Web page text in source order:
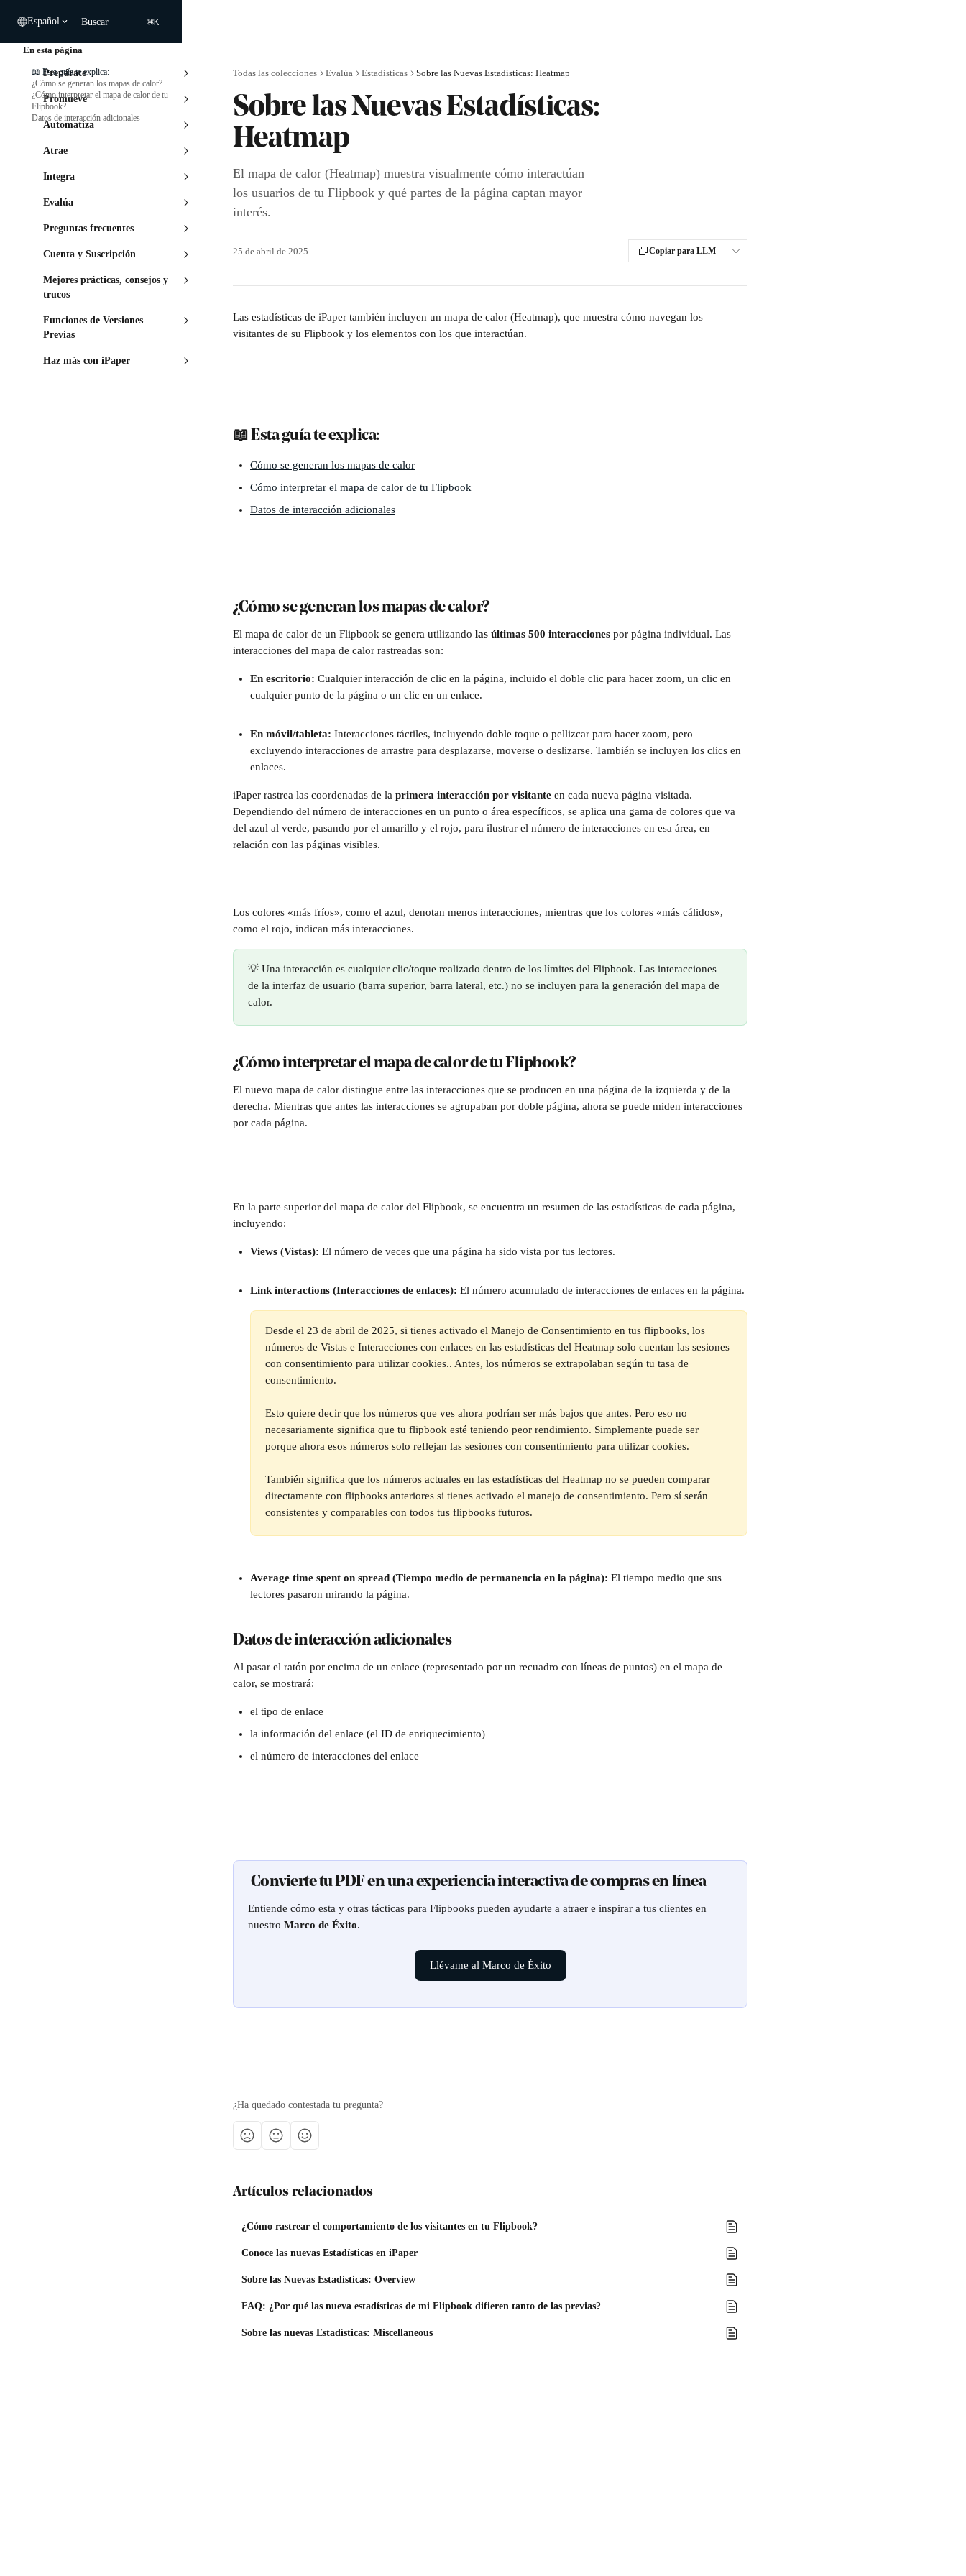
Español Buscar ⌘K
Prepárate
Promueve
Automatiza
Atrae
Integra
Evalúa
Preguntas frecuentes
Cuenta y Suscripción
Mejores prácticas, consejos y
trucos
Funciones de Versiones
Previas
Haz más con iPaper
Todas las colecciones Evalúa Estadísticas Sobre las Nuevas Estadísticas: Heatmap
Sobre las Nuevas Estadísticas:
Heatmap
El mapa de calor (Heatmap) muestra visualmente cómo interactúan
los usuarios de tu Flipbook y qué partes de la página captan mayor
interés.
25 de abril de 2025 Copiar para LLM
Las estadísticas de iPaper también incluyen un mapa de calor (Heatmap), que muestra cómo navegan los
visitantes de su Flipbook y los elementos con los que interactúan.
📖 Esta guía te explica:
Cómo se generan los mapas de calor
Cómo interpretar el mapa de calor de tu Flipbook
Datos de interacción adicionales
¿Cómo se generan los mapas de calor?
El mapa de calor de un Flipbook se genera utilizando las últimas 500 interacciones por página individual. Las
interacciones del mapa de calor rastreadas son:
En escritorio: Cualquier interacción de clic en la página, incluido el doble clic para hacer zoom, un clic en
cualquier punto de la página o un clic en un enlace.
En móvil/tableta: Interacciones táctiles, incluyendo doble toque o pellizcar para hacer zoom, pero
excluyendo interacciones de arrastre para desplazarse, moverse o deslizarse. También se incluyen los clics en
enlaces.
iPaper rastrea las coordenadas de la primera interacción por visitante en cada nueva página visitada.
Dependiendo del número de interacciones en un punto o área específicos, se aplica una gama de colores que va
del azul al verde, pasando por el amarillo y el rojo, para ilustrar el número de interacciones en esa área, en
relación con las páginas visibles.
Los colores «más fríos», como el azul, denotan menos interacciones, mientras que los colores «más cálidos»,
como el rojo, indican más interacciones.
💡 Una interacción es cualquier clic/toque realizado dentro de los límites del Flipbook. Las interacciones
de la interfaz de usuario (barra superior, barra lateral, etc.) no se incluyen para la generación del mapa de
calor.
¿Cómo interpretar el mapa de calor de tu Flipbook?
El nuevo mapa de calor distingue entre las interacciones que se producen en una página de la izquierda y de la
derecha. Mientras que antes las interacciones se agrupaban por doble página, ahora se puede miden interacciones
por cada página.
En la parte superior del mapa de calor del Flipbook, se encuentra un resumen de las estadísticas de cada página,
incluyendo:
Views (Vistas): El número de veces que una página ha sido vista por tus lectores.
Link interactions (Interacciones de enlaces): El número acumulado de interacciones de enlaces en la página.
Desde el 23 de abril de 2025, si tienes activado el Manejo de Consentimiento en tus flipbooks, los
números de Vistas e Interacciones con enlaces en las estadísticas del Heatmap solo cuentan las sesiones
con consentimiento para utilizar cookies.. Antes, los números se extrapolaban según tu tasa de
consentimiento.
Esto quiere decir que los números que ves ahora podrían ser más bajos que antes. Pero eso no
necesariamente significa que tu flipbook esté teniendo peor rendimiento. Simplemente puede ser
porque ahora esos números solo reflejan las sesiones con consentimiento para utilizar cookies.
También significa que los números actuales en las estadísticas del Heatmap no se pueden comparar
directamente con flipbooks anteriores si tienes activado el manejo de consentimiento. Pero sí serán
consistentes y comparables con todos tus flipbooks futuros.
Average time spent on spread (Tiempo medio de permanencia en la página): El tiempo medio que sus
lectores pasaron mirando la página.
Datos de interacción adicionales
Al pasar el ratón por encima de un enlace (representado por un recuadro con líneas de puntos) en el mapa de
calor, se mostrará:
el tipo de enlace
la información del enlace (el ID de enriquecimiento)
el número de interacciones del enlace
Convierte tu PDF en una experiencia interactiva de compras en línea
Entiende cómo esta y otras tácticas para Flipbooks pueden ayudarte a atraer e inspirar a tus clientes en
nuestro Marco de Éxito.
Llévame al Marco de Éxito
¿Ha quedado contestada tu pregunta?
Artículos relacionados
¿Cómo rastrear el comportamiento de los visitantes en tu Flipbook?
Conoce las nuevas Estadísticas en iPaper
Sobre las Nuevas Estadísticas: Overview
FAQ: ¿Por qué las nueva estadísticas de mi Flipbook difieren tanto de las previas?
Sobre las nuevas Estadísticas: Miscellaneous
En esta página
📖 Esta guía te explica:
¿Cómo se generan los mapas de calor?
¿Cómo interpretar el mapa de calor de tu
Flipbook?
Datos de interacción adicionales